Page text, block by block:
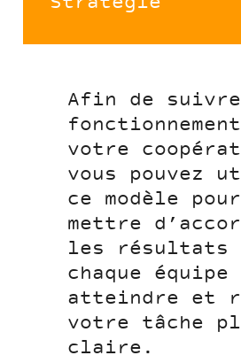
Afin de
votre
vous pouvez
ce modèle
mettre
les résultats
chaque
atteindre et
votre tâche
claire.